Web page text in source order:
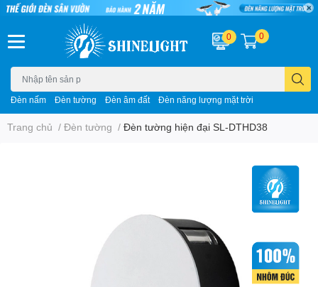
Đèn nấm Đèn tường Đèn âm đất Đèn năng lượng mặt trời
0 0
Trang chủ / Đèn tường / Đèn tường hiện đại SL-DTHD38